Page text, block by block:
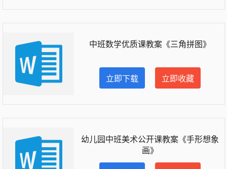
中班数学优质课教案《三角拼图》
立即下载 立即收藏
幼儿园中班美术公开课教案《手形想象
画》